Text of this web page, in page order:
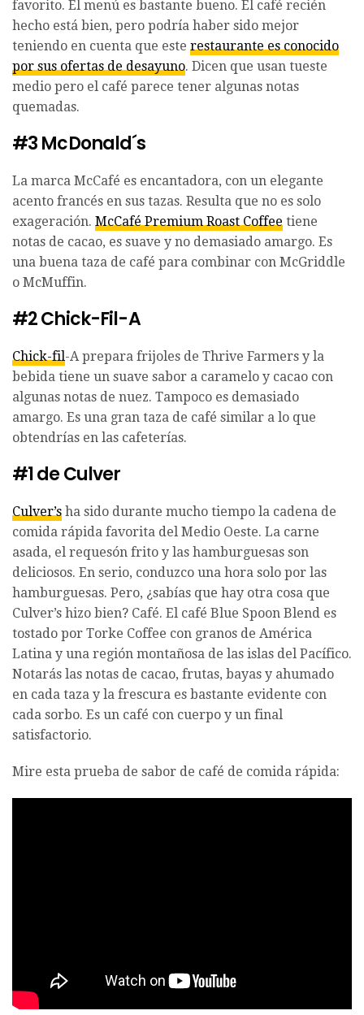
favorito. El menú es bastante bueno. El café recién
hecho está bien, pero podría haber sido mejor
teniendo en cuenta que este restaurante es conocido
por sus ofertas de desayuno. Dicen que usan tueste
medio pero el café parece tener algunas notas
quemadas.
#3 McDonald´s
La marca McCafé es encantadora, con un elegante
acento francés en sus tazas. Resulta que no es solo
exageración. McCafé Premium Roast Coffee tiene
notas de cacao, es suave y no demasiado amargo. Es
una buena taza de café para combinar con McGriddle
o McMuffin.
#2 Chick-Fil-A
Chick-fil-A prepara frijoles de Thrive Farmers y la
bebida tiene un suave sabor a caramelo y cacao con
algunas notas de nuez. Tampoco es demasiado
amargo. Es una gran taza de café similar a lo que
obtendrías en las cafeterías.
#1 de Culver
Culver’s ha sido durante mucho tiempo la cadena de
comida rápida favorita del Medio Oeste. La carne
asada, el requesón frito y las hamburguesas son
deliciosos. En serio, conduzco una hora solo por las
hamburguesas. Pero, ¿sabías que hay otra cosa que
Culver’s hizo bien? Café. El café Blue Spoon Blend es
tostado por Torke Coffee con granos de América
Latina y una región montañosa de las islas del Pacífico.
Notarás las notas de cacao, frutas, bayas y ahumado
en cada taza y la frescura es bastante evidente con
cada sorbo. Es un café con cuerpo y un final
satisfactorio.
Mire esta prueba de sabor de café de comida rápida: